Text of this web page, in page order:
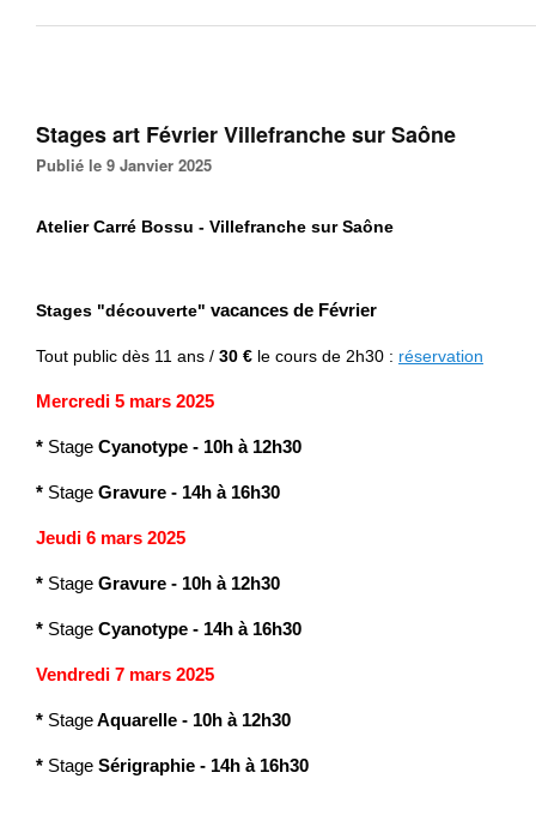
Stages art Février Villefranche sur Saône
Publié le 9 Janvier 2025
Atelier Carré Bossu - Villefranche sur Saône
Stages "découverte" vacances de Février
Tout public dès 11 ans / 30 € le cours de 2h30 : réservation
Mercredi 5 mars 2025
* Stage Cyanotype - 10h à 12h30
* Stage Gravure - 14h à 16h30
Jeudi 6 mars 2025
* Stage Gravure - 10h à 12h30
* Stage Cyanotype - 14h à 16h30
Vendredi 7 mars 2025
* StageAquarelle - 10h à 12h30
* Stage Sérigraphie - 14h à 16h30